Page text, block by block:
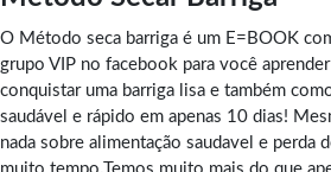
O Método seca barriga é um E=BOOK
grupo VIP no facebook para você
conquistar uma barriga lisa e também
saudável e rápido em apenas 10 dias!
nada sobre alimentação saudavel e perda